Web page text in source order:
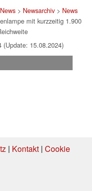
News> Newsarchiv> News
mit kurzzeitig 1.900
(Update: 15.08.2024)
| Kontakt| Cookie